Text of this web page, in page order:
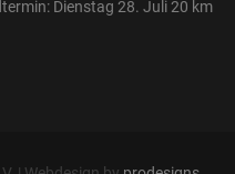
Dienstag 28. Juli 20 km